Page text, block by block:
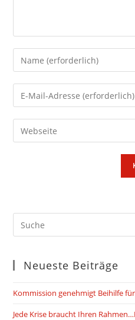
Gib
deinen
Namen
oder
zum
Kommentieren
Gib
deine
E-
Mail-
Gib
deine
Neueste Beiträge
Kommission genehmigt Beihilfe
Jede Krise braucht Ihren